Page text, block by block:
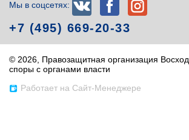
Мы в соцсетях:
+7 (495) 669-20-33
© 2026, Правозащитная организация Восход
споры с органами власти
Работает на Сайт-Менеджере